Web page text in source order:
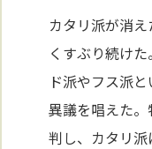
カタリ派が消え
くすぶり続けた。
ド派やフス派
異議を唱えた
判し、カタリ派